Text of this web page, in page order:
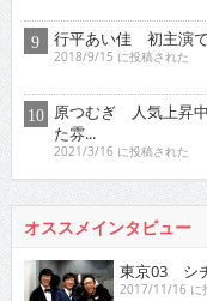
行平あい佳 初主演
2018/9/15 に投稿された
原つむぎ 人気上昇
た雰...
2021/3/16 に投稿された
オススメインタビュー
東京03 シ
2017/11/16 に